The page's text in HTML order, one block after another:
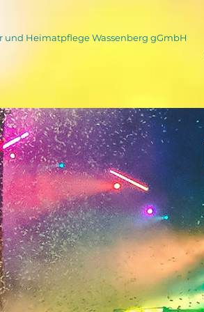
und Heimatpflege Wassenberg gGmbH